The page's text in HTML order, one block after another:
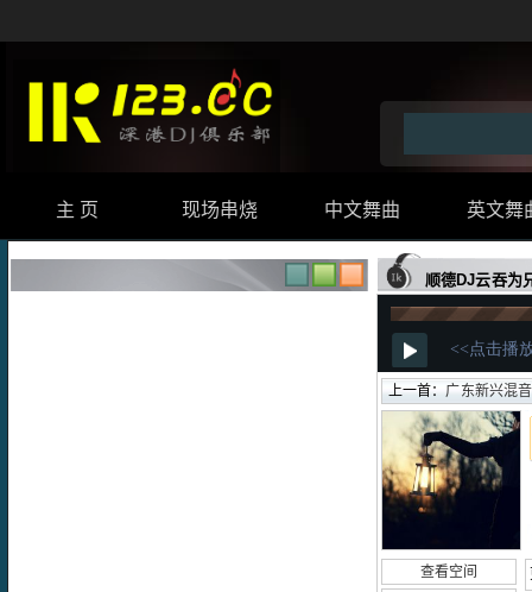
主 页 现场串烧 中文舞曲 英文舞
顺德DJ云吞为
上一首：广东新兴混音11月
查看空间